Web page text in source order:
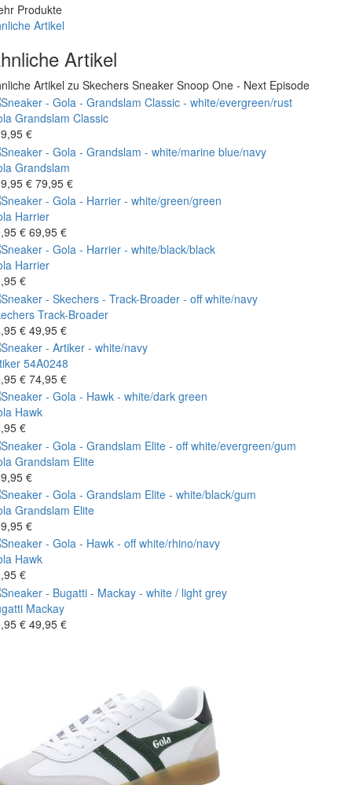
Produkte
Artikel
Artikel
Artikel zu Skechers Sneaker Snoop One - Next Episode
Grandslam Classic
€
Grandslam
€ 79,95 €
Harrier
€ 69,95 €
Harrier
€
Track-Broader
€ 49,95 €
54A0248
€ 74,95 €
Hawk
€
Grandslam Elite
€
Grandslam Elite
€
Hawk
€
Mackay
€ 49,95 €